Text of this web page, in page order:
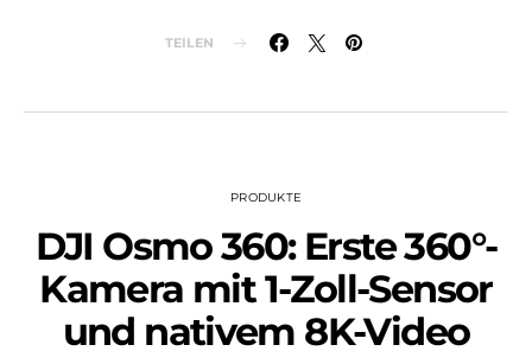
TEILEN
PRODUKTE
DJI Osmo 360: Erste 360°-
Kamera mit 1-Zoll-Sensor
und nativem 8K-Video